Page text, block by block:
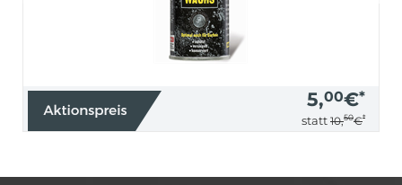
5,00€*
statt 10,50€*